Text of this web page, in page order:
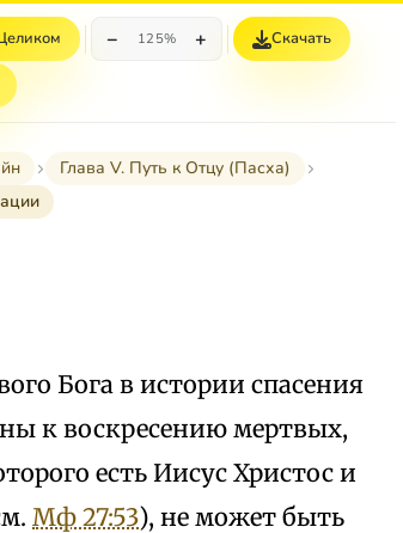
− 125% + Скачать
Глава V. Путь к Отцу (Пасха)
Бога в истории спасения
к воскресению мертвых,
есть Иисус Христос и
Мф 27:53), не может быть